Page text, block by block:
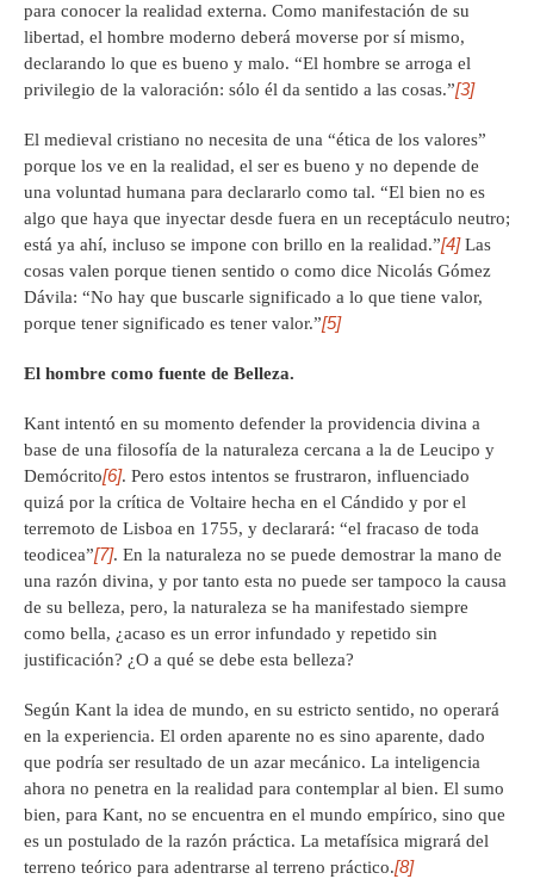
para conocer la realidad externa. Como manifestación de su
libertad, el hombre moderno deberá moverse por sí mismo,
declarando lo que es bueno y malo. “El hombre se arroga el
privilegio de la valoración: sólo él da sentido a las cosas.”[3]
El medieval cristiano no necesita de una “ética de los valores”
porque los ve en la realidad, el ser es bueno y no depende de
una voluntad humana para declararlo como tal. “El bien no es
algo que haya que inyectar desde fuera en un receptáculo neutro;
está ya ahí, incluso se impone con brillo en la realidad.”[4]Las
cosas valen porque tienen sentido o como dice Nicolás Gómez
Dávila: “No hay que buscarle significado a lo que tiene valor,
porque tener significado es tener valor.”[5]
El hombre como fuente de Belleza.
Kant intentó en su momento defender la providencia divina a
base de una filosofía de la naturaleza cercana a la de Leucipo y
Demócrito[6]. Pero estos intentos se frustraron, influenciado
quizá por la crítica de Voltaire hecha en el Cándido y por el
terremoto de Lisboa en 1755, y declarará: “el fracaso de toda
teodicea”[7]. En la naturaleza no se puede demostrar la mano de
una razón divina, y por tanto esta no puede ser tampoco la causa
de su belleza, pero, la naturaleza se ha manifestado siempre
como bella, ¿acaso es un error infundado y repetido sin
justificación? ¿O a qué se debe esta belleza?
Según Kant la idea de mundo, en su estricto sentido, no operará
en la experiencia. El orden aparente no es sino aparente, dado
que podría ser resultado de un azar mecánico. La inteligencia
ahora no penetra en la realidad para contemplar al bien. El sumo
bien, para Kant, no se encuentra en el mundo empírico, sino que
es un postulado de la razón práctica. La metafísica migrará del
terreno teórico para adentrarse al terreno práctico.[8]